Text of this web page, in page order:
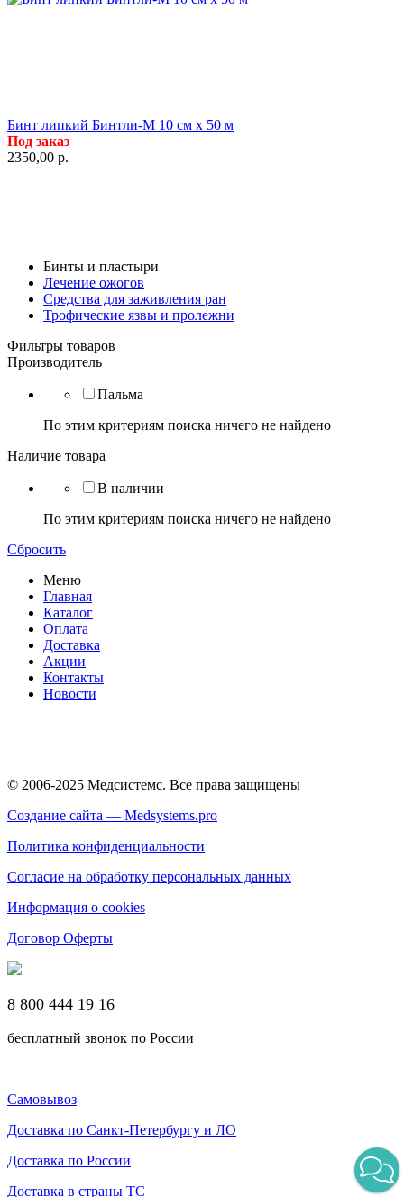
Бинт липкий Бинтли-М 10 см х 50 м
Под заказ
2350,00 р.
Бинты и пластыри
Лечение ожогов
Средства для заживления ран
Трофические язвы и пролежни
Фильтры товаров
Производитель
Пальма
По этим критериям поиска ничего не найдено
Наличие товара
В наличии
По этим критериям поиска ничего не найдено
Сбросить
Меню
Главная
Каталог
Оплата
Доставка
Акции
Контакты
Новости
© 2006-2025 Медсистемс. Все права защищены
Создание сайта — Medsystems.pro
Политика конфиденциальности
Согласие на обработку персональных данных
Информация о cookies
Договор Оферты
8 800 444 19 16
бесплатный звонок по России
Самовывоз
Доставка по Санкт-Петербургу и ЛО
Доставка по России
Доставка в страны ТС